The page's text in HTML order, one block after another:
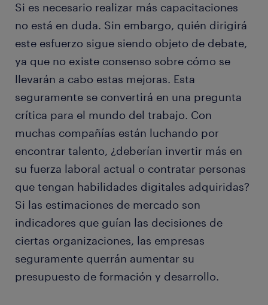
Si es necesario realizar más capacitaciones
no está en duda. Sin embargo, quién dirigirá
este esfuerzo sigue siendo objeto de debate,
ya que no existe consenso sobre cómo se
llevarán a cabo estas mejoras. Esta
seguramente se convertirá en una pregunta
crítica para el mundo del trabajo. Con
muchas compañías están luchando por
encontrar talento, ¿deberían invertir más en
su fuerza laboral actual o contratar personas
que tengan habilidades digitales adquiridas?
Si las estimaciones de mercado son
indicadores que guían las decisiones de
ciertas organizaciones, las empresas
seguramente querrán aumentar su
presupuesto de formación y desarrollo.